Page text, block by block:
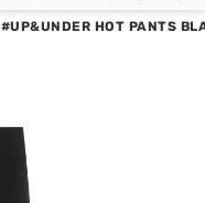
#UP&UNDER HOT PANTS